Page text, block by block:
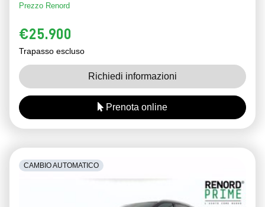
Prezzo Renord
€25.900
Trapasso escluso
Richiedi informazioni
Prenota online
CAMBIO AUTOMATICO